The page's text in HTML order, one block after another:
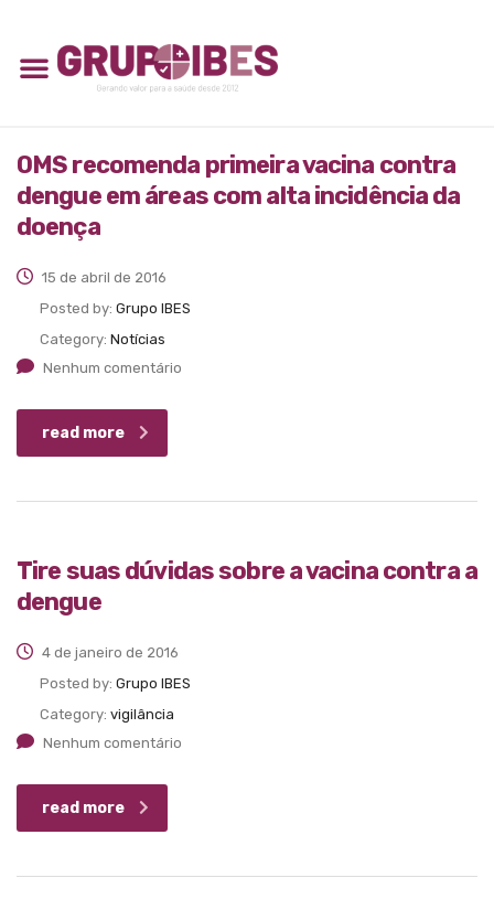
OMS recomenda primeira vacina contra
dengue em áreas com alta incidência da
doença
15 de abril de 2016
Posted by: Grupo IBES
Category: Notícias
Nenhum comentário
read more
Tire suas dúvidas sobre a vacina contra a
dengue
4 de janeiro de 2016
Posted by: Grupo IBES
Category: vigilância
Nenhum comentário
read more